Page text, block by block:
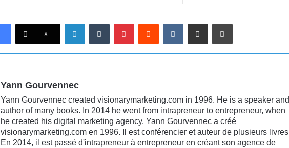
X
LinkedinTumblrPinterestRedditVKontakte
Partager par email Imprimer
Yann Gourvennec
Yann Gourvennec created visionarymarketing.com in 1996. He is a speaker and
author of many books. In 2014 he went from intrapreneur to entrepreneur, when
he created his digital marketing agency. Yann Gourvennec a créé
visionarymarketing.com en 1996. Il est conférencier et auteur de plusieurs
En 2014, il est passé d'intrapreneur à entrepreneur en créant son agence de